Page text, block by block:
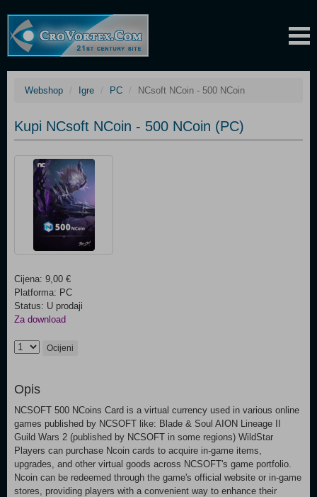
Webshop Igre PC NCsoft NCoin - 500 NCoin
Kupi NCsoft NCoin - 500 NCoin (PC)
Cijena: 9,00 €
Platforma: PC
Status: U prodaji
Za download
Ocijeni
Opis
NCSOFT 500 NCoins Card is a virtual currency used in various online
games published by NCSOFT like: Blade & Soul AION Lineage II
Guild Wars 2 (published by NCSOFT in some regions) WildStar
Players can purchase Ncoin cards to acquire in-game items,
upgrades, and other virtual goods across NCSOFT's game portfolio.
Ncoin can be redeemed through the game's official website or in-game
stores, providing players with a convenient way to enhance their